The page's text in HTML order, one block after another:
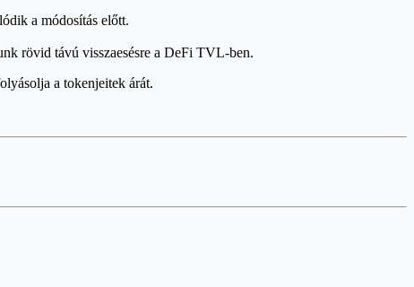
a módosítás előtt.
rövid távú visszaesésre a DeFi TVL-ben.
a tokenjeitek árát.